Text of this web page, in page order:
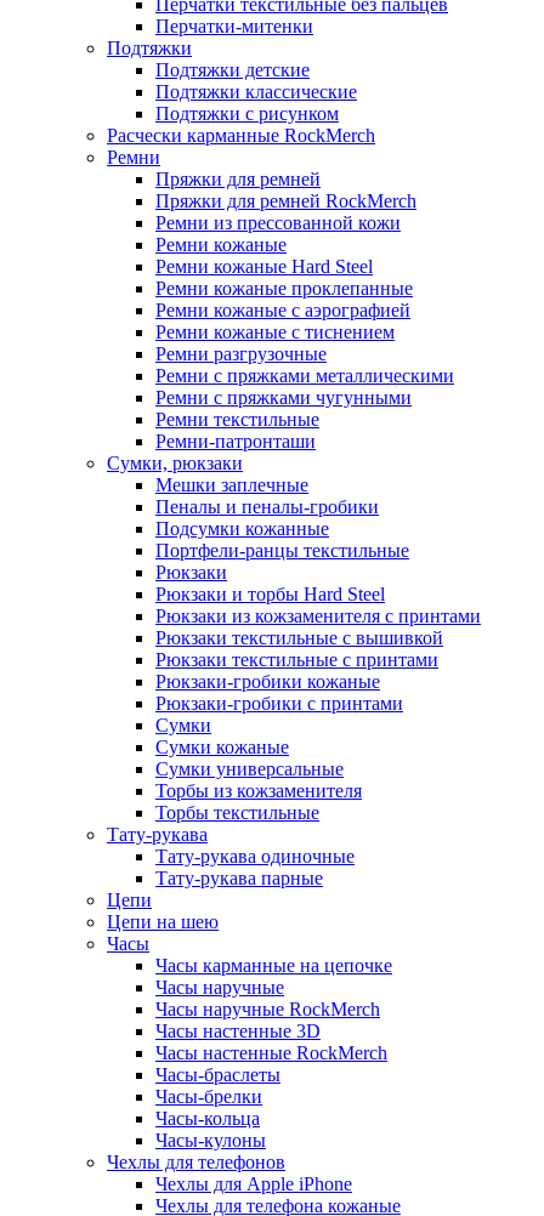
Перчатки текстильные без пальцев
Перчатки-митенки
Подтяжки
Подтяжки детские
Подтяжки классические
Подтяжки с рисунком
Расчески карманные RockMerch
Ремни
Пряжки для ремней
Пряжки для ремней RockMerch
Ремни из прессованной кожи
Ремни кожаные
Ремни кожаные Hard Steel
Ремни кожаные проклепанные
Ремни кожаные с аэрографией
Ремни кожаные с тиснением
Ремни разгрузочные
Ремни с пряжками металлическими
Ремни с пряжками чугунными
Ремни текстильные
Ремни-патронташи
Сумки, рюкзаки
Мешки заплечные
Пеналы и пеналы-гробики
Подсумки кожанные
Портфели-ранцы текстильные
Рюкзаки
Рюкзаки и торбы Hard Steel
Рюкзаки из кожзаменителя с принтами
Рюкзаки текстильные с вышивкой
Рюкзаки текстильные с принтами
Рюкзаки-гробики кожаные
Рюкзаки-гробики с принтами
Сумки
Сумки кожаные
Сумки универсальные
Торбы из кожзаменителя
Торбы текстильные
Тату-рукава
Тату-рукава одиночные
Тату-рукава парные
Цепи
Цепи на шею
Часы
Часы карманные на цепочке
Часы наручные
Часы наручные RockMerch
Часы настенные 3D
Часы настенные RockMerch
Часы-браслеты
Часы-брелки
Часы-кольца
Часы-кулоны
Чехлы для телефонов
Чехлы для Apple iPhone
Чехлы для телефона кожаные